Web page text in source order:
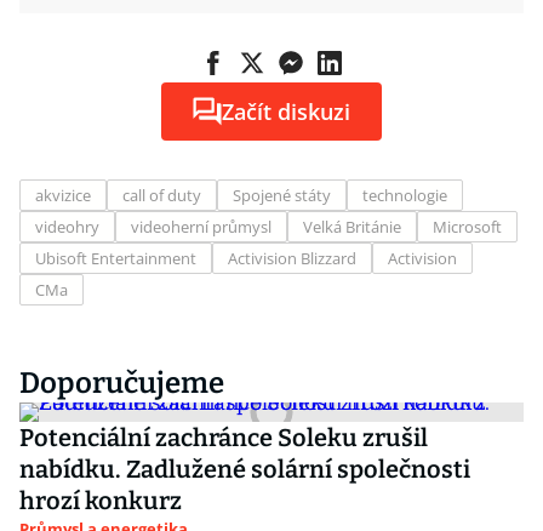
Začít diskuzi
akvizice call of duty Spojené státy
technologie
videohry
videoherní průmysl Velká Británie
Microsoft
Ubisoft Entertainment
Activision Blizzard
Activision
CMa
Doporučujeme
Potenciální zachránce Soleku zrušil
nabídku. Zadlužené solární společnosti
hrozí konkurz